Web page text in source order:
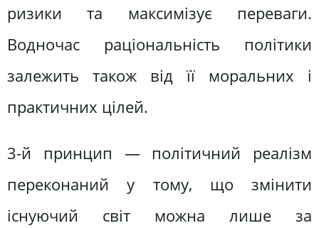
ризики та максимізує переваги.
Водночас раціональність політики
залежить також від її моральних і
практичних цілей.
3-й принцип — політичний реалізм
переконаний у тому, що змінити
існуючий світ можна лише за